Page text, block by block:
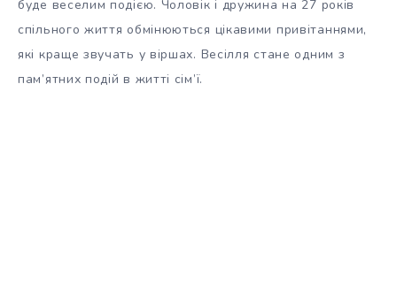
буде веселим подією. Чоловік і дружина на 27 років
спільного життя обмінюються цікавими привітаннями,
які краще звучать у віршах. Весілля стане одним з
пам’ятних подій в житті сім’ї.